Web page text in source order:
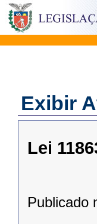
Exibir
Lei
Publicado